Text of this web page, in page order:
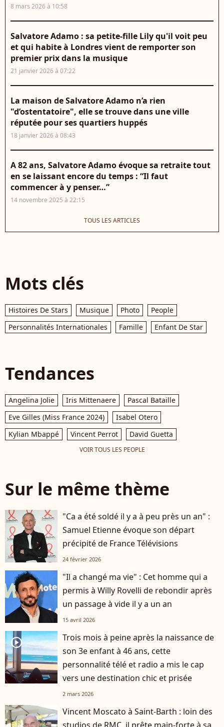
8 mars 2026 à 10:58
Salvatore Adamo : sa petite-fille Lily qu'il voit peu
et qui habite à Londres vient de remporter son
premier prix dans la musique
21 janvier 2026 à 07:22
La maison de Salvatore Adamo n’a rien
"d’ostentatoire", elle se trouve dans une ville
réputée pour ses quartiers huppés
18 janvier 2026 à 08:43
A 82 ans, Salvatore Adamo évoque sa retraite tout
en se laissant encore du temps : “Il faut
commencer à y penser…”
14 novembre 2025 à 22:15
TOUS LES ARTICLES
Mots clés
Histoires De Stars Musique Photo
People
Personnalités Internationales
Famille Enfant De Star
Tendances
Angelina Jolie Iris Mittenaere
Pascal Bataille
Eve Gilles (Miss France 2024)
Isabel Otero
Kylian Mbappé
Vincent Perrot David Guetta
VOIR TOUS LES PEOPLE
Sur le même thème
"Ca a été soldé il y a à peu près un an" :
Samuel Etienne évoque son départ
précipité de France Télévisions
24 février 2026
"Il a changé ma vie" : Cet homme qui a
permis à Willy Rovelli de rebondir après
un passage à vide il y a un an
15 avril 2026
player2
Trois mois à peine après la naissance de
son 3e enfant à 46 ans, cette
personnalité télé et radio a mis le cap
vers une destination chic et prisée
2 mars 2026
Vincent Moscato à Saint-Barth : loin des